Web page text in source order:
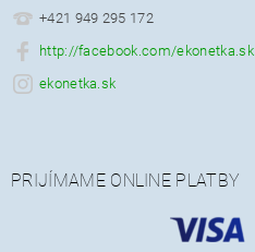
+421 949 295 172
http://facebook.com/ekonetka.sk
ekonetka.sk
PRIJÍMAME ONLINE PLATBY